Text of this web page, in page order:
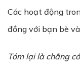
Các hoạt động
đồng với bạn bè
Tóm lại là chẳng